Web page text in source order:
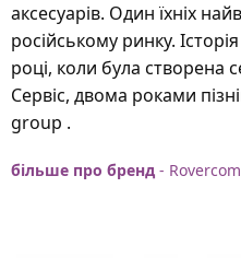
аксесуарів. Один їхніх
російському ринку.
році, коли була створена
Сервіс, двома роками
group .
більше про бренд -